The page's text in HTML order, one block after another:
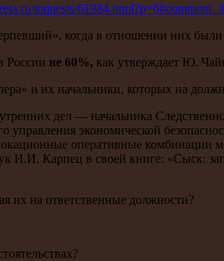
inquests/
когда в отношении них
России не 60%, как утверждает Ю.
и их начальники, которых на
дел — начальника
управления экономической
оперативные
И.И. Карпец в своей книге: «Сыск:
их на ответственные должности?